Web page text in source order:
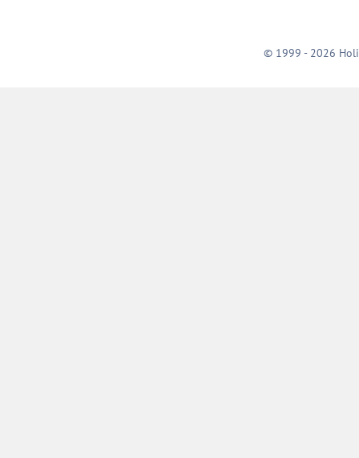
© 1999 - 2026